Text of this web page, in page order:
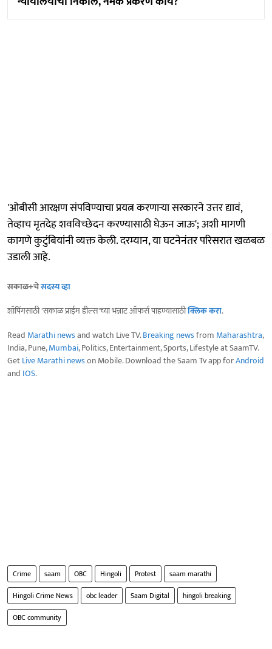
'ओबीसी आरक्षण संपविण्याचा प्रयत्न करणाऱ्या सरकारने उत्तर द्यावं,
तेव्हाच मृतदेह शवविच्छेदन करण्यासाठी घेऊन जाऊ'; अशी मागणी
कागणे कुटुंबियांनी व्यक्त केली. दरम्यान, या घटनेनंतर परिसरात खळबळ
उडाली आहे.
सकाळ+चेसदस्य व्हा
शॉपिंगसाठी 'सकाळ प्राईम डील्स'च्या भन्नाट ऑफर्स पाहण्यासाठीक्लिक करा.
Read Marathi newsand watch Live TV.Breaking newsfrom Maharashtra,
India, Pune,Mumbai, Politics, Entertainment, Sports, Lifestyle at SaamTV.
GetLive Marathi newson Mobile. Download the Saam Tv app forAndroid
and IOS.
Crime saam OBC Hingoli Protest
saam marathi
Hingoli Crime News
obc leader Saam Digital
hingoli breaking
OBC community